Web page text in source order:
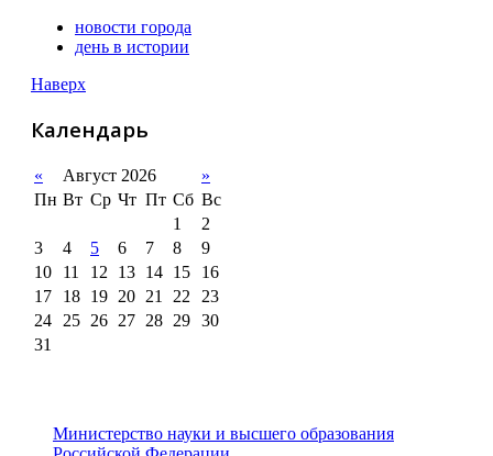
новости города
день в истории
Наверх
Календарь
« Август 2026
»
Пн Вт Ср Чт Пт Сб Вс
1
2
3
4 5 6 7 8
9
10
11 12 13 14 15
16
17
18 19 20 21 22
23
24
25 26 27 28 29 30
31
Министерство науки и высшего образования